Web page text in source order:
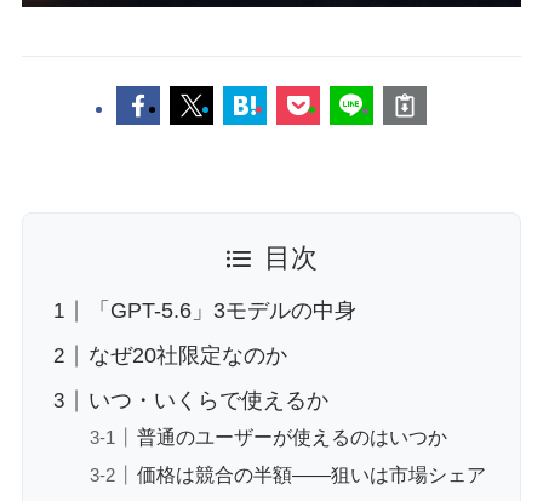
目次
「GPT-5.6」3モデルの中身
なぜ20社限定なのか
いつ・いくらで使えるか
普通のユーザーが使えるのはいつか
価格は競合の半額——狙いは市場シェア